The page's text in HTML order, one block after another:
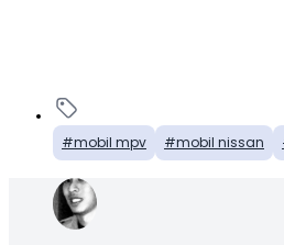
mobil mpv mobil nissan